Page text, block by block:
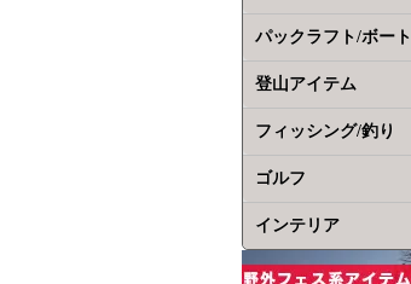
パックラフト/ボート
登山アイテム
フィッシング/釣り
ゴルフ
インテリア